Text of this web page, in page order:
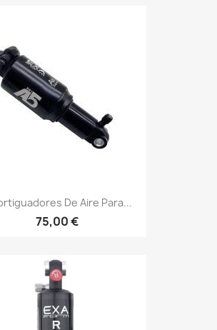
De Aire Para...
75,00 €